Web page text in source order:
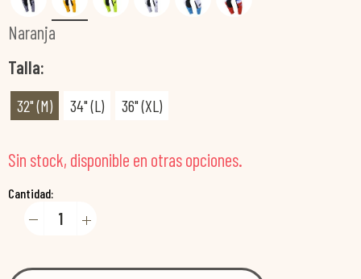
Naranja
Talla
32" (M) 34" (L) 36" (XL)
Sin stock, disponible en otras opciones.
Cantidad: